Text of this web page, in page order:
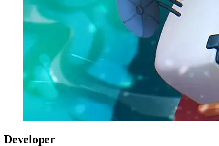
Developer